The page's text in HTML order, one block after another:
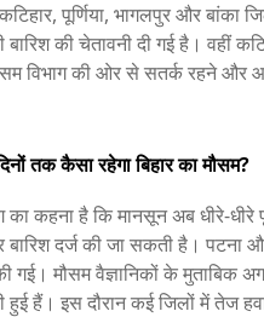
पूर्णिया, भागलपुर और बांका
बारिश की चेतावनी दी गई है। वहीं
विभाग की ओर से सतर्क रहने और
तक कैसा रहेगा बिहार का मौसम?
का कहना है कि मानसून अब धीरे-
दर्ज की जा सकती है। पटना
गई। मौसम वैज्ञानिकों के
हैं। इस दौरान कई जिलों में तेज